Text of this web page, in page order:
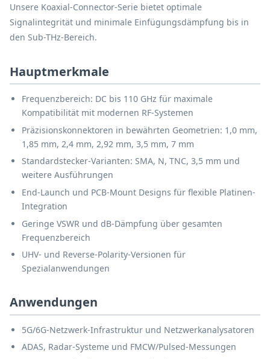
Unsere Koaxial-Connector-Serie bietet optimale
Signalintegrität und minimale Einfügungsdämpfung bis in
den Sub-THz-Bereich.
Hauptmerkmale
Frequenzbereich: DC bis 110 GHz für maximale
Kompatibilität mit modernen RF-Systemen
Präzisionskonnektoren in bewährten Geometrien: 1,0 mm,
1,85 mm, 2,4 mm, 2,92 mm, 3,5 mm, 7 mm
Standardstecker-Varianten: SMA, N, TNC, 3,5 mm und
weitere Ausführungen
End-Launch und PCB-Mount Designs für flexible Platinen-
Integration
Geringe VSWR und dB-Dämpfung über gesamten
Frequenzbereich
UHV- und Reverse-Polarity-Versionen für
Spezialanwendungen
Anwendungen
5G/6G-Netzwerk-Infrastruktur und Netzwerkanalysatoren
ADAS, Radar-Systeme und FMCW/Pulsed-Messungen